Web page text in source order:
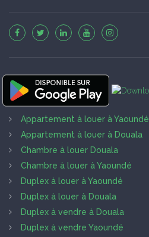
Appartement à louer à Yaoundé
Appartement à louer à Douala
Chambre à louer Douala
Chambre à louer à Yaoundé
Duplex à louer à Yaoundé
Duplex à louer à Douala
Duplex à vendre à Douala
Duplex à vendre Yaoundé